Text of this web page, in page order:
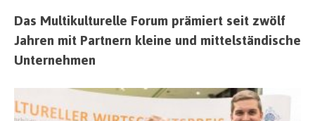
Das Multikulturelle Forum prämiert seit zwölf
Jahren mit Partnern kleine und mittelständische
Unternehmen